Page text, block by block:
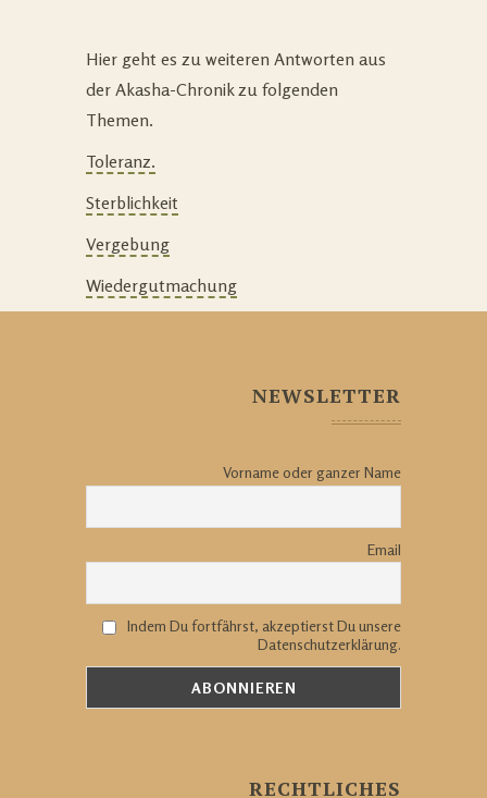
Hier geht es zu weiteren Antworten aus
der Akasha-Chronik zu folgenden
Themen.
Toleranz.
Sterblichkeit
Vergebung
Wiedergutmachung
NEWSLETTER
Vorname oder ganzer Name
Email
Indem Du fortfährst, akzeptierst Du unsere
Datenschutzerklärung.
RECHTLICHES